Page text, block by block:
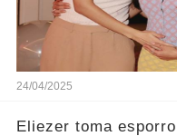
24/04/2025
Eliezer toma